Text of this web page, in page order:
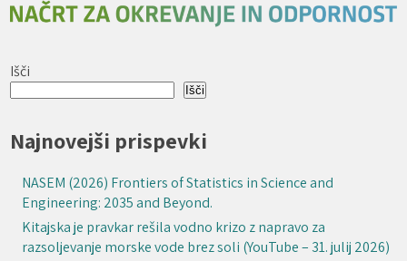
Išči
Išči
Najnovejši prispevki
NASEM (2026) Frontiers of Statistics in Science and
Engineering: 2035 and Beyond.
Kitajska je pravkar rešila vodno krizo z napravo za
razsoljevanje morske vode brez soli (YouTube – 31. julij 2026)